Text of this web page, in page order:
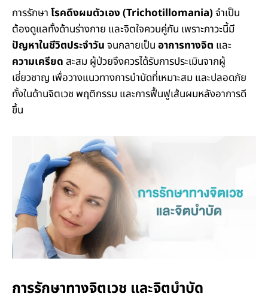
การรักษาโรคดึงผมตัวเอง (Trichotillomania)จำเป็น
ต้องดูแลทั้งด้านร่างกาย และจิตใจควบคู่กัน เพราะภาวะนี้มี
ปัญหาในชีวิตประจำวันจนกลายเป็นอาการทางจิต และ
ความเครียดสะสม ผู้ป่วยจึงควรได้รับการประเมินจากผู้
เชี่ยวชาญ เพื่อวางแนวทางการบำบัดที่เหมาะสม และปลอดภัย
ทั้งในด้านจิตเวช พฤติกรรม และการฟื้นฟูเส้นผมหลังอาการดี
ขึ้น
การรักษาทางจิตเวช และจิตบำบัด